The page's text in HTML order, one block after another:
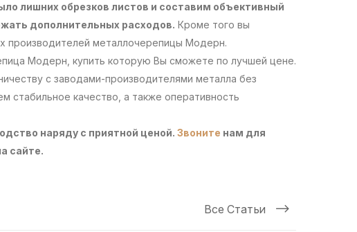
лишних обрезков листов и составим объективный
дополнительных расходов. Кроме того вы
производителей металлочерепицы Модерн.
Модерн, купить которую Вы сможете по лучшей цене.
с заводами-производителями металла без
стабильное качество, а также оперативность
наряду с приятной ценой. Звоните нам для
сайте.
Все Статьи